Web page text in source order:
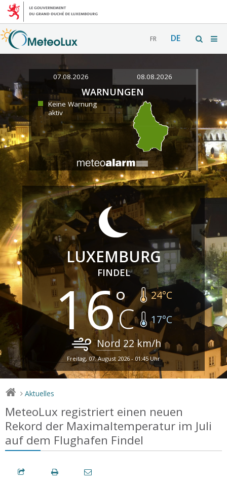
FR DE
07.08.2026 08.08.2026
WARNUNGEN
Keine Warnung
aktiv
LUXEMBURG
FINDEL
16 24°C
17°C
Nord 22km/h
Freitag, 07. August 2026 - 01:45 Uhr
> Aktuelles
MeteoLux registriert einen neuen
Rekord der Maximaltemperatur im Juli
auf dem Flughafen Findel